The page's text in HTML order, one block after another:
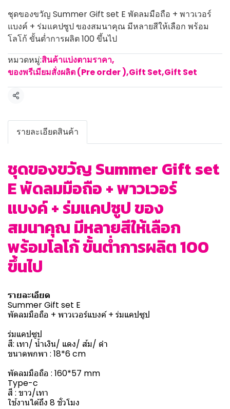
ชุดของขวัญ Summer Gift set E พัดลมมือถือ + พาวเวอร์
แบงค์ + ร่มแคปซูป ของสมนาคุณ มีหลายสีให้เลือก พร้อม
โลโก้ ขั้นต่ำการผลิต 100 ขึ้นไป
หมวดหมู่:สินค้าแบ่งตามราคา,
ของพรีเมียมสั่งผลิต (Pre order ),Gift Set,Gift Set
แชร์
รายละเอียดสินค้า
ชุดของขวัญ Summer Gift set
E พัดลมมือถือ + พาวเวอร์
แบงค์ + ร่มแคปซูป ของ
สมนาคุณ มีหลายสีให้เลือก
พร้อมโลโก้ ขั้นต่ำการผลิต 100
ขึ้นไป
รายละเอียด
Summer Gift set E
พัดลมมือถือ + พาวเวอร์แบงค์ + ร่มแคปซูป
ร่มแคปซูป
สี: เทา/ น้ำเงิน/ แดง/ ส้ม/ ดำ
ขนาดพกพา : 18*6 cm
พัดลมมือถือ : 160*57 mm
Type-c
สี : ขาว/เทา
ใช้งานได้ถึง 8 ชั่วโมง